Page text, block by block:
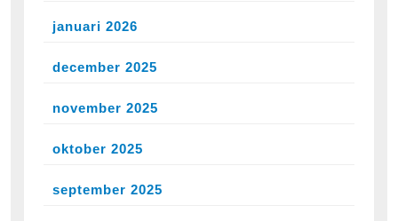
januari 2026
december 2025
november 2025
oktober 2025
september 2025